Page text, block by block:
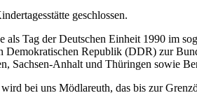
geschlossen.
als Tag der Deutschen Einheit 1990 im
Demokratischen Republik (DDR) zur
Sachsen-Anhalt und Thüringen sowie
bei uns Mödlareuth, das bis zur